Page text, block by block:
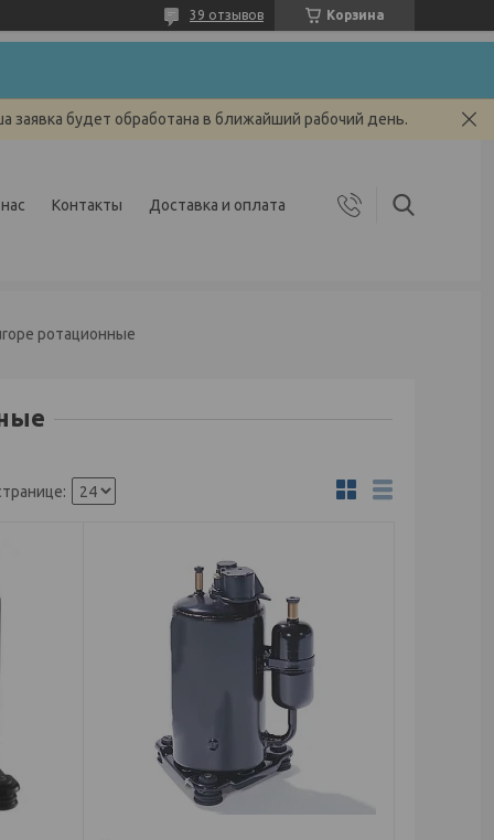
Корзина
39 отзывов
заявка будет обработана в ближайший рабочий день.
Контакты Доставка и оплата
ротационные